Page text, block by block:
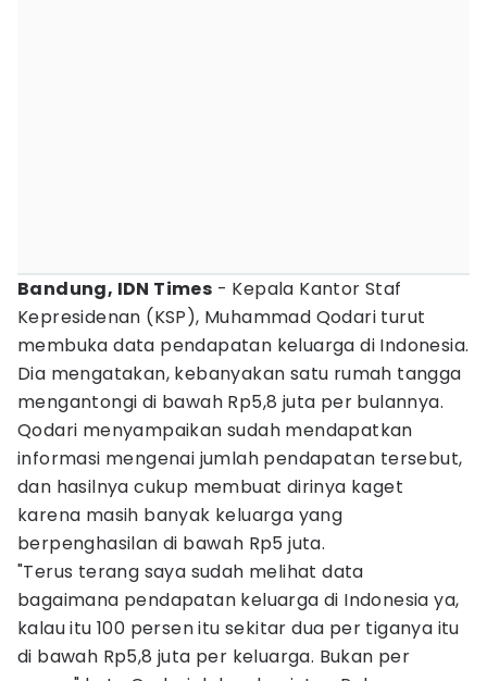
Bandung, IDN Times - Kepala Kantor Staf
Kepresidenan (KSP), Muhammad Qodari turut
membuka data pendapatan keluarga di Indonesia.
Dia mengatakan, kebanyakan satu rumah tangga
mengantongi di bawah Rp5,8 juta per bulannya.
Qodari menyampaikan sudah mendapatkan
informasi mengenai jumlah pendapatan tersebut,
dan hasilnya cukup membuat dirinya kaget
karena masih banyak keluarga yang
berpenghasilan di bawah Rp5 juta.
"Terus terang saya sudah melihat data
bagaimana pendapatan keluarga di Indonesia ya,
kalau itu 100 persen itu sekitar dua per tiganya itu
di bawah Rp5,8 juta per keluarga. Bukan per